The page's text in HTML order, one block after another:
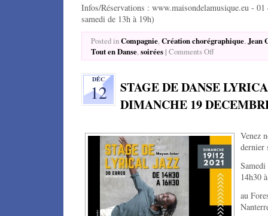
Infos/Réservations : www.maisondelamusique.eu -
samedi de 13h à 19h)
Posted inCompagnie,Création chorégraphique,Jean
Tout en Danse,soirées | Comments Off
DÉC
12
STAGE DE DANSE
DIMANCHE 19
Venez
dernier
14h30
au